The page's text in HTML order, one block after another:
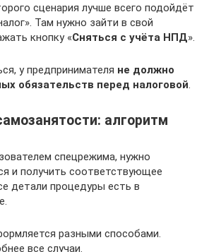
сценария лучше всего подойдёт
Там нужно зайти в свой
кнопку «Сняться с учёта НПД».
у предпринимателя не должно
обязательств перед налоговой
алгоритм
спецрежима, нужно
и получить соответствующее
детали процедуры есть в
разными способами.
все случаи.